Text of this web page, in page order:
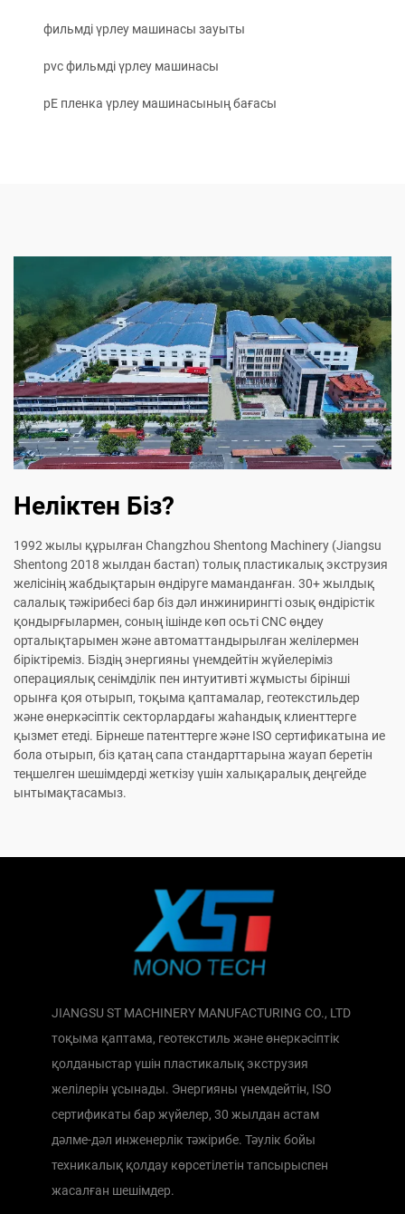
фильмді үрлеу машинасы зауыты
pvc фильмді үрлеу машинасы
pE пленка үрлеу машинасының бағасы
Неліктен Біз?
1992 жылы құрылған Changzhou Shentong Machinery (Jiangsu
Shentong 2018 жылдан бастап) толық пластикалық экструзия
желісінің жабдықтарын өндіруге маманданған. 30+ жылдық
салалық тәжірибесі бар біз дәл инжинирингті озық өндірістік
қондырғылармен, соның ішінде көп осьті CNC өңдеу
орталықтарымен және автоматтандырылған желілермен
біріктіреміз. Біздің энергияны үнемдейтін жүйелеріміз
операциялық сенімділік пен интуитивті жұмысты бірінші
орынға қоя отырып, тоқыма қаптамалар, геотекстильдер
және өнеркәсіптік секторлардағы жаһандық клиенттерге
қызмет етеді. Бірнеше патенттерге және ISO сертификатына ие
бола отырып, біз қатаң сапа стандарттарына жауап беретін
теңшелген шешімдерді жеткізу үшін халықаралық деңгейде
ынтымақтасамыз.
JIANGSU ST MACHINERY MANUFACTURING CO., LTD
тоқыма қаптама, геотекстиль және өнеркәсіптік
қолданыстар үшін пластикалық экструзия
желілерін ұсынады. Энергияны үнемдейтін, ISO
сертификаты бар жүйелер, 30 жылдан астам
дәлме-дәл инженерлік тәжірибе. Тәулік бойы
техникалық қолдау көрсетілетін тапсырыспен
жасалған шешімдер.